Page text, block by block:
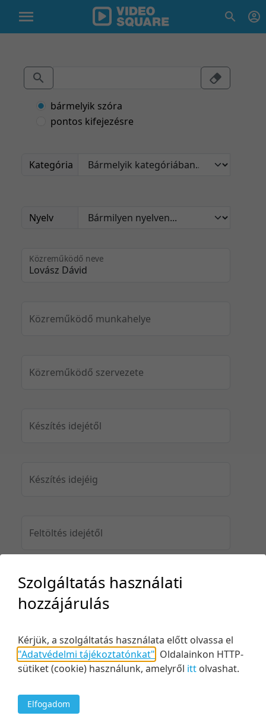
bármelyik szóra
pontos kifejezésre
Kategória
Nyelv
Közreműködő neve
Közreműködő munkahelye
Közreműködő szervezete
Készítés idejétől
Készítés idejéig
Feltöltés idejétől
Feltöltés idejéig
Keresés
Szolgáltatás használati
hozzájárulás
Kérjük, a szolgáltatás használata előtt olvassa el
"Adatvédelmi tájékoztatónkat" Oldalainkon HTTP-
sütiket (cookie) használunk, amelyről itt olvashat.
Elfogadom